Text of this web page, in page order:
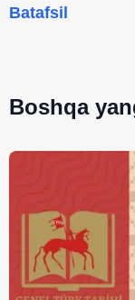
Batafsil
Boshqa